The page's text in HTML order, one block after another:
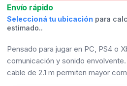
Envío rápido
Seleccioná tu ubicación para
estimado..
Pensado para jugar en PC, PS4 o
comunicación y sonido
cable de 2.1 m permiten mayor